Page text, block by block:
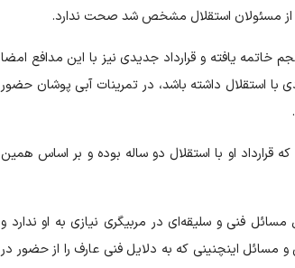
از مسئولان استقلال مشخص شد صحت ندارد.
خاتمه یافته و قرارداد جدیدی نیز با این مدافع امضا
با استقلال داشته باشد، در تمرینات آبی پوشان حضور
قرارداد او با استقلال دو ساله بوده و بر اساس همین
فنی و سلیقه‌ای در مربیگری نیازی به او ندارد و
مسائل اینچنینی که به دلایل فنی عارف را از حضور در